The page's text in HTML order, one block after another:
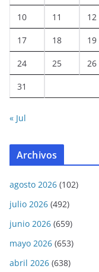
10 11 12
17 18 19
24 25 26
31
« Jul
Archivos
agosto 2026 (102)
julio 2026 (492)
junio 2026 (659)
mayo 2026 (653)
abril 2026 (638)